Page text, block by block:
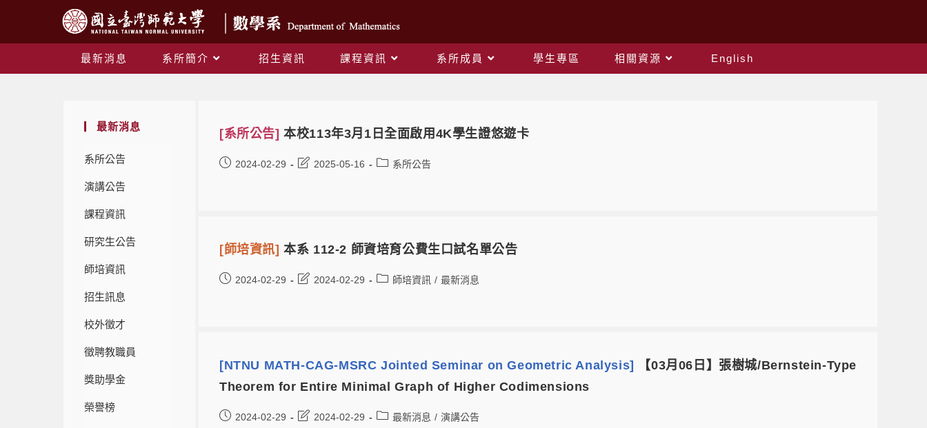
最新消息 系所簡介 招生資訊 課程資訊 系所成員 學生專區 相關資源
English
最新消息
系所公告
演講公告
課程資訊
研究生公告
師培資訊
招生訊息
校外徵才
徵聘教職員
獎助學金
榮譽榜
[系所公告]本校113年3月1日全面啟用4K學生證悠遊卡
2024-02-29 2025-05-16 系所公告
[師培資訊]本系 112-2 師資培育公費生口試名單公告
2024-02-29 2024-02-29 師培資訊 / 最新消息
[NTNU MATH-CAG-MSRC Jointed Seminar on Geometric Analysis]
【03月06日】張樹城/Bernstein-Type
Theorem for Entire Minimal Graph of Higher Codimensions
2024-02-29 2024-02-29 最新消息 / 演講公告